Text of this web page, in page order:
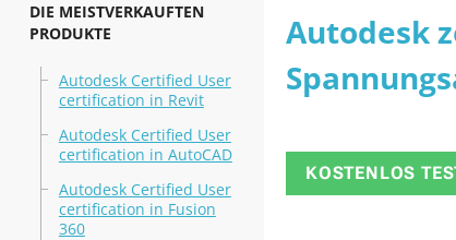
DIE MEISTVERKAUFTEN
PRODUKTE
Autodesk Certified User
certification in Revit
Autodesk Certified User
certification in AutoCAD
Autodesk Certified User
certification in Fusion
360
Autodesk
KOSTENLOS